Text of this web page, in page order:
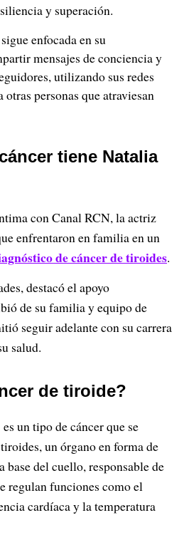
y superación.
enfocada en su
mensajes de conciencia y
utilizando sus redes
personas que atraviesan
tiene Natalia
con Canal RCN, la actriz
enfrentaron en familia en un
de cáncer de tiroides.
destacó el apoyo
de su familia y equipo de
seguir adelante con su carrera
salud.
de tiroide?
es un tipo de cáncer que se
un órgano en forma de
base del cuello, responsable de
regulan funciones como el
cardíaca y la temperatura